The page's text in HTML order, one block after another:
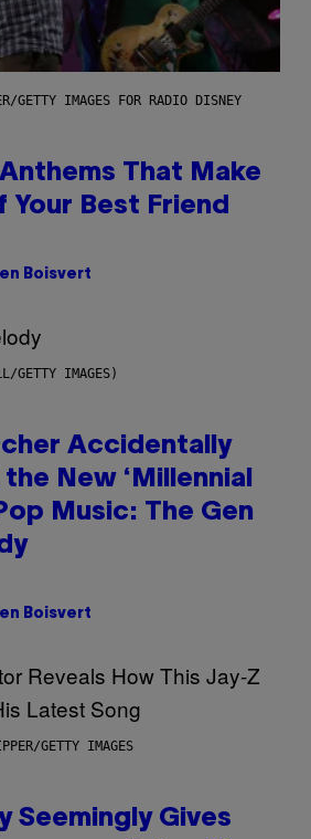
GETTY IMAGES FOR RADIO DISNEY
That Make
Your Best Friend
Boisvert
GETTY IMAGES)
Accidentally
New ‘Millennial
Music: The Gen
Boisvert
GETTY IMAGES
Seemingly Gives